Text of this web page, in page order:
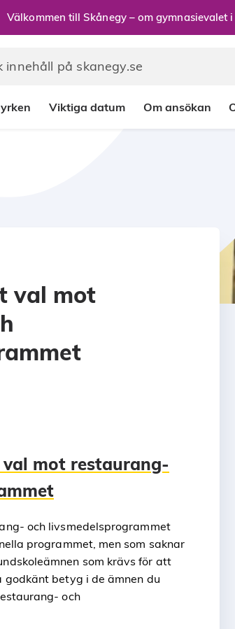
Välkommen till Skånegy – om gymnasievalet
Viktiga datum Om ansökan
val mot
mot restaurang-
och livsmedelsprogrammet
programmet, men som saknar
som krävs för att
betyg i de ämnen du
och